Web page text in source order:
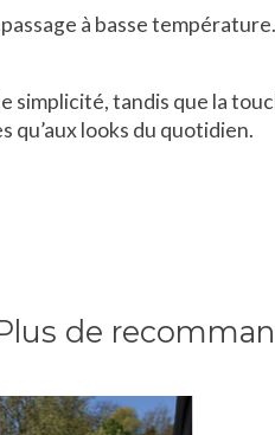
à basse
tandis que la
qu’aux looks du quotidien.
de